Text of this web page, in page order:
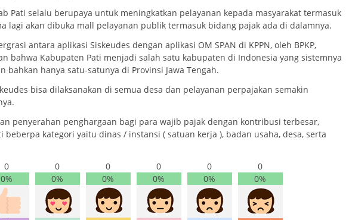
Pati selalu berupaya untuk meningkatkan pelayanan kepada masyarakat termasuk
lagi akan dibuka mall pelayanan publik termasuk bidang pajak ada di dalamnya.
antara aplikasi Siskeudes dengan aplikasi OM SPAN di KPPN, oleh BPKP,
bahwa Kabupaten Pati menjadi salah satu kabupaten di Indonesia yang sistemnya
bahkan hanya satu-satunya di Provinsi Jawa Tengah.
bisa dilaksanakan di semua desa dan pelayanan perpajakan semakin
penyerahan penghargaan bagi para wajib pajak dengan kontribusi terbesar,
beberpa kategori yaitu dinas / instansi ( satuan kerja ), badan usaha, desa, serta
0
0%
0
0%
0
0%
0
0%
0
0%
0
0%